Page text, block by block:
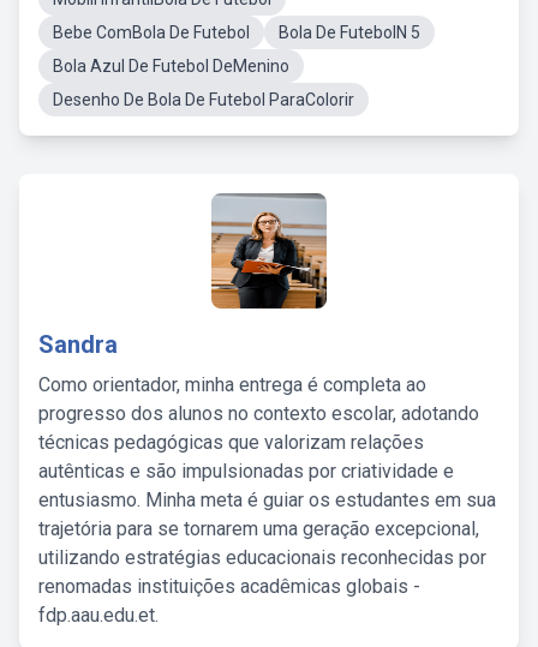
Bebe ComBola De Futebol
Bola De FutebolN 5
Bola Azul De Futebol DeMenino
Desenho De Bola De Futebol ParaColorir
Sandra
Como orientador, minha entrega é completa ao
progresso dos alunos no contexto escolar, adotando
técnicas pedagógicas que valorizam relações
autênticas e são impulsionadas por criatividade e
entusiasmo. Minha meta é guiar os estudantes em sua
trajetória para se tornarem uma geração excepcional,
utilizando estratégias educacionais reconhecidas por
renomadas instituições acadêmicas globais -
fdp.aau.edu.et.